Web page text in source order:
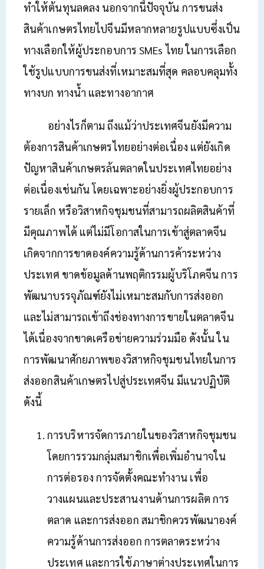
ทำให้ต้นทุนลดลง นอกจากนี้ปัจจุบัน การขนส่ง
สินค้าเกษตรไทยไปจีนมีหลากหลายรูปแบบซึ่งเป็น
ทางเลือกให้ผู้ประกอบการ SMEs ไทย ในการเลือก
ใช้รูปแบบการขนส่งที่เหมาะสมที่สุด คลอบคลุมทั้ง
ทางบก ทางน้ำ และทางอากาศ
อย่างไรก็ตาม ถึงแม้ว่าประเทศจีนยังมีความ
ต้องการสินค้าเกษตรไทยอย่างต่อเนื่อง แต่ยังเกิด
ปัญหาสินค้าเกษตรล้นตลาดในประเทศไทยอย่าง
ต่อเนื่องเช่นกัน โดยเฉพาะอย่างยิ่งผู้ประกอบการ
รายเล็ก หรือวิสาหกิจชุมชนที่สามารถผลิตสินค้าที่
มีคุณภาพได้ แต่ไม่มีโอกาสในการเข้าสู่ตลาดจีน
เกิดจากการขาดองค์ความรู้ด้านการค้าระหว่าง
ประเทศ ขาดข้อมูลด้านพฤติกรรมผู้บริโภคจีน การ
พัฒนาบรรจุภัณฑ์ยังไม่เหมาะสมกับการส่งออก
และไม่สามารถเข้าถึงช่องทางการขายในตลาดจีน
ได้เนื่องจากขาดเครือข่ายความร่วมมือ ดังนั้น ใน
การพัฒนาศักยภาพของวิสาหกิจชุมชนไทยในการ
ส่งออกสินค้าเกษตรไปสู่ประเทศจีน มีแนวปฏิบัติ
ดังนี้
การบริหารจัดการภายในของวิสาหกิจชุมชน
โดยการรวมกลุ่มสมาชิกเพื่อเพิ่มอำนาจใน
การต่อรอง การจัดตั้งคณะทำงาน เพื่อ
วางแผนและประสานงานด้านการผลิต การ
ตลาด และการส่งออก สมาชิกควรพัฒนาองค์
ความรู้ด้านการส่งออก การตลาดระหว่าง
ประเทศ และการใช้ภาษาต่างประเทศในการ